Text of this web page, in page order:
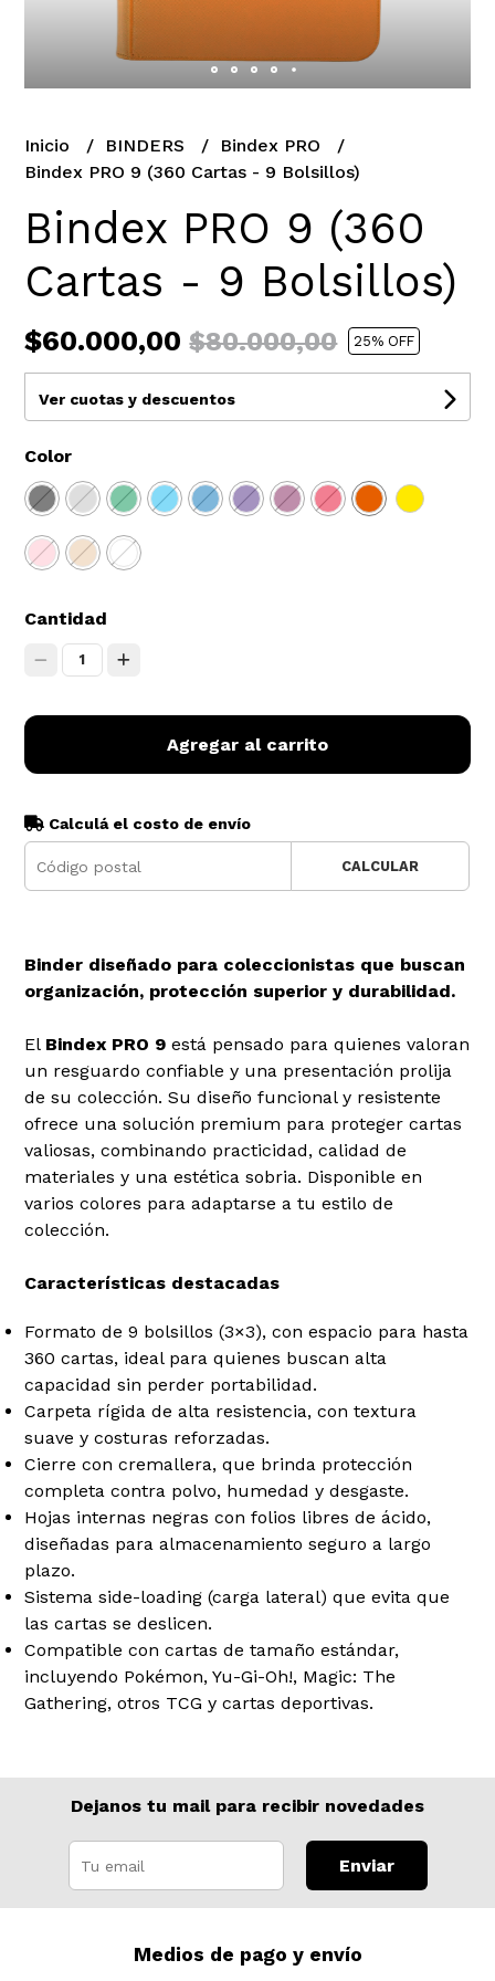
Inicio BINDERS
Bindex PRO
Bindex PRO 9 (360 Cartas - 9 Bolsillos)
Bindex PRO 9 (360
Cartas - 9 Bolsillos)
$60.000,00$80.000,00 25% OFF
Ver cuotas y descuentos
Color
Cantidad
1
Agregar al carrito
Calculá el costo de envío
CALCULAR
Binder diseñado para coleccionistas que buscan
organización, protección superior y durabilidad.
El Bindex PRO 9 está pensado para quienes valoran
un resguardo confiable y una presentación prolija
de su colección. Su diseño funcional y resistente
ofrece una solución premium para proteger cartas
valiosas, combinando practicidad, calidad de
materiales y una estética sobria. Disponible en
varios colores para adaptarse a tu estilo de
colección.
Características destacadas
Formato de 9 bolsillos (3×3), con espacio para hasta
360 cartas, ideal para quienes buscan alta
capacidad sin perder portabilidad.
Carpeta rígida de alta resistencia, con textura
suave y costuras reforzadas.
Cierre con cremallera, que brinda protección
completa contra polvo, humedad y desgaste.
Hojas internas negras con folios libres de ácido,
diseñadas para almacenamiento seguro a largo
plazo.
Sistema side-loading (carga lateral) que evita que
las cartas se deslicen.
Compatible con cartas de tamaño estándar,
incluyendo Pokémon, Yu-Gi-Oh!, Magic: The
Gathering, otros TCG y cartas deportivas.
Dejanos tu mail para recibir novedades
Enviar
Medios de pago y envío